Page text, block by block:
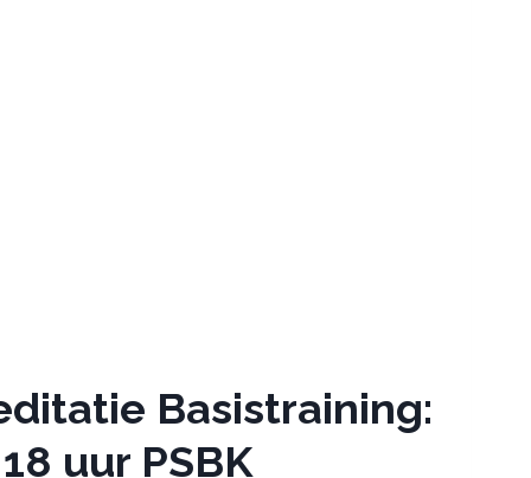
Basistraining:
uur PSBK